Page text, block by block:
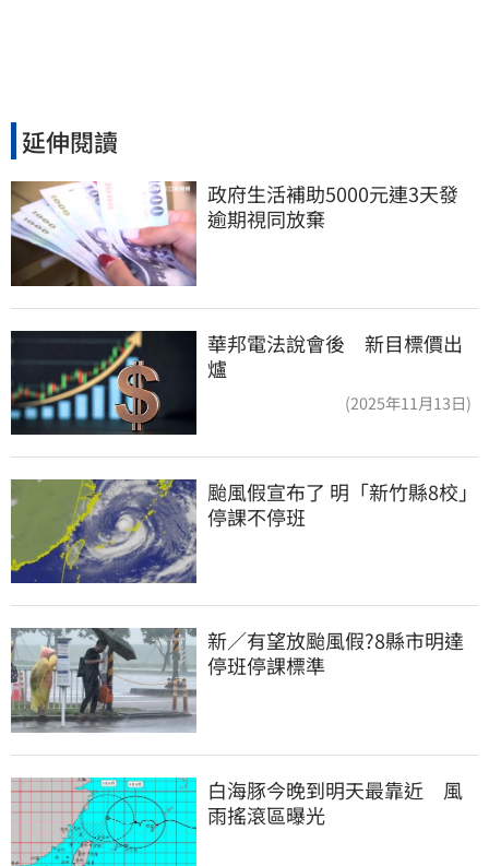
延伸閱讀
政府生活補助5000元連3天發
逾期視同放棄
華邦電法說會後 新目標價出
爐
(2025年11月13日)
颱風假宣布了 明「新竹縣8校」
停課不停班
新／有望放颱風假?8縣市明達
停班停課標準
白海豚今晚到明天最靠近　風
雨搖滾區曝光